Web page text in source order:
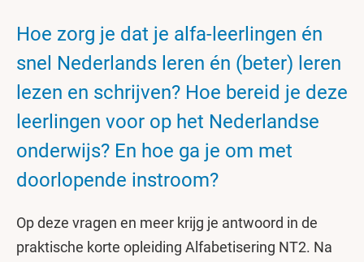
Hoe zorg je dat je alfa-leerlingen én
snel Nederlands leren én (beter) leren
lezen en schrijven? Hoe bereid je deze
leerlingen voor op het Nederlandse
onderwijs? En hoe ga je om met
doorlopende instroom?
Op deze vragen en meer krijg je antwoord in de
praktische korte opleiding Alfabetisering NT2. Na